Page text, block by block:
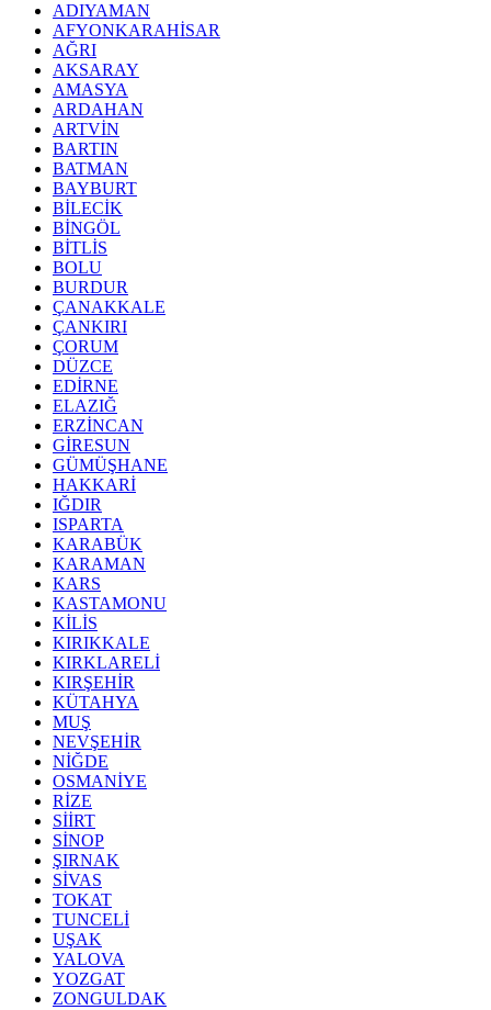
ADIYAMAN
AFYONKARAHİSAR
AĞRI
AKSARAY
AMASYA
ARDAHAN
ARTVİN
BARTIN
BATMAN
BAYBURT
BİLECİK
BİNGÖL
BİTLİS
BOLU
BURDUR
ÇANAKKALE
ÇANKIRI
ÇORUM
DÜZCE
EDİRNE
ELAZIĞ
ERZİNCAN
GİRESUN
GÜMÜŞHANE
HAKKARİ
IĞDIR
ISPARTA
KARABÜK
KARAMAN
KARS
KASTAMONU
KİLİS
KIRIKKALE
KIRKLARELİ
KIRŞEHİR
KÜTAHYA
MUŞ
NEVŞEHİR
NİĞDE
OSMANİYE
RİZE
SİİRT
SİNOP
ŞIRNAK
SİVAS
TOKAT
TUNCELİ
UŞAK
YALOVA
YOZGAT
ZONGULDAK